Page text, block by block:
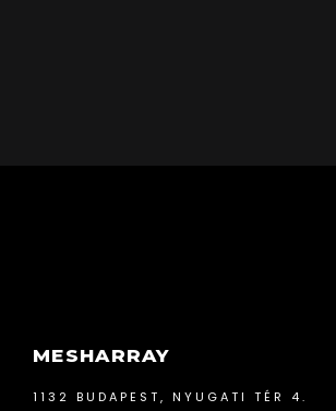
MESHARRAY
1132 BUDAPEST, NYUGATI TÉR 4.